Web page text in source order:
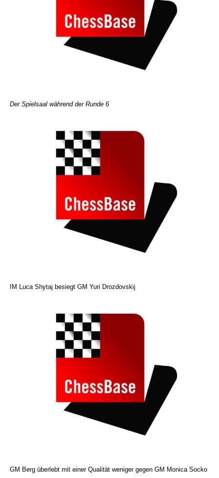
Der Spielsaal während der Runde 6
IM Luca Shytaj besiegt GM Yuri Drozdovskij
GM Berg überlebt mit einer Qualität weniger gegen GM Monica Socko